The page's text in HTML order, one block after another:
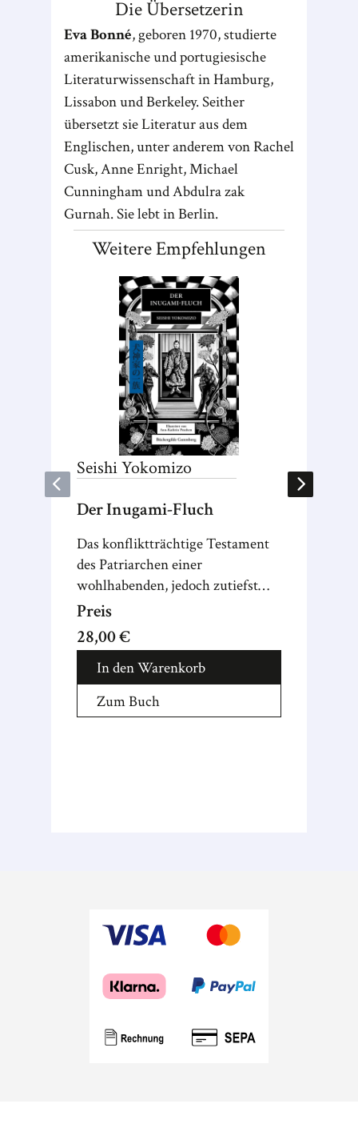
Die Übersetzerin
Eva Bonné, geboren 1970, studierte
amerikanische und portugiesische
Literaturwissenschaft in Hamburg,
Lissabon und Berkeley. Seither
übersetzt sie Literatur aus dem
Englischen, unter anderem von Rachel
Cusk, Anne Enright, Michael
Cunningham und Abdulra zak
Gurnah. Sie lebt in Berlin.
Weitere Empfehlungen
SeishiYokomizo
Der Inugami-Fluch
Das konfliktträchtige Testament
des Patriarchen einer
wohlhabenden, jedoch zutiefst
zerrütteten Familie steht im
Zentrum des nächsten Falls von
Detektiv Kosuke Kindaichi – ein
klassischer Whodunit mit
ausdrucksstarken Schwarz-Weiß-
Illustrationen von Ann-Kathrin
Preis
28,00 €
In den Warenkorb
Zum Buch